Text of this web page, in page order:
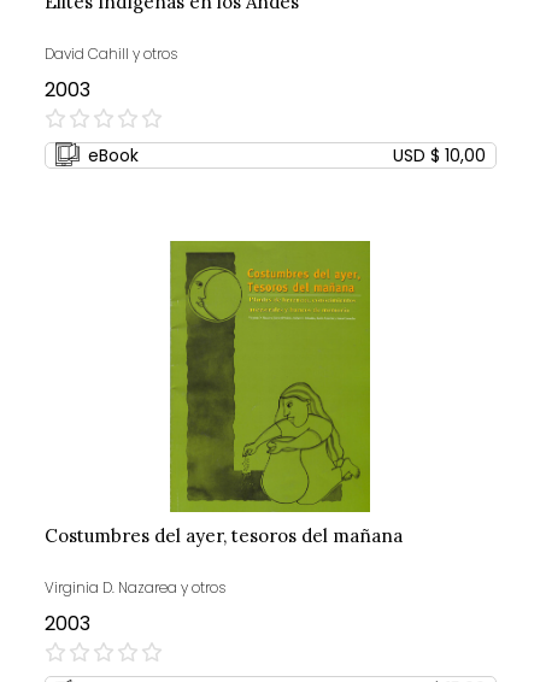
David Cahill y otros
2003
0%
eBook USD $ 10,00
Costumbres del ayer, tesoros del mañana
Virginia D. Nazarea y otros
2003
0%